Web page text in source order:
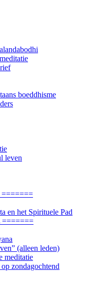
boeddhisme
leven
en het Spirituele Pad
(alleen leden)
meditatie
zondagochtend